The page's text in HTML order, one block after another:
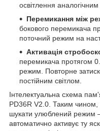
освітлення
Перемикання між
бокового перемикача
поточний режим на
Активація
перемикача протягом
режим. Повторне
постійним світлом.
Інтелектуальна схема
PD36R V2.0. Таким чином,
шукати улюблений режим
автоматично активує ту